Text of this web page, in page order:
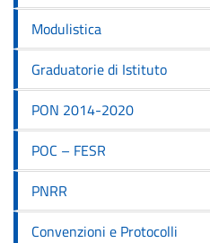
Modulistica
Graduatorie di Istituto
PON 2014-2020
POC – FESR
PNRR
Convenzioni e Protocolli